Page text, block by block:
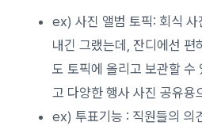
ex)사진 앨범 토픽: 회식 사
내긴 그랬는데, 잔디에선 편
도 토픽에올리고 보관할 수
고 다양한 행사사진 공유용
ex) 투표기능 : 직원들의 의